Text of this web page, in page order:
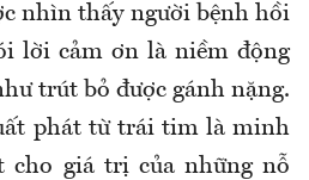
nhìn thấy người bệnh hồi
lời cảm ơn là niềm động
trút bỏ được gánh nặng.
phát từ trái tim là minh
cho giá trị của những nỗ